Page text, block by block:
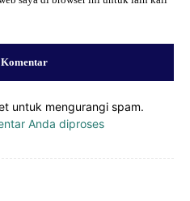
untuk mengurangi spam.
Anda diproses